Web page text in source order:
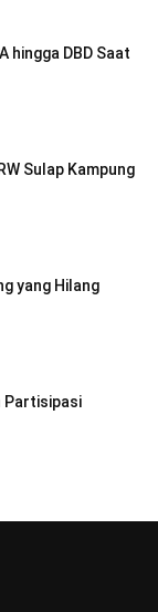
hingga DBD Saat
Sulap Kampung
yang Hilang
Partisipasi